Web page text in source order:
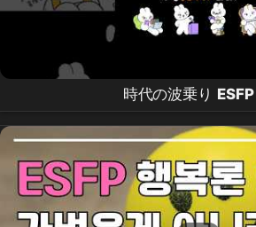
時代の波乗り ESFP